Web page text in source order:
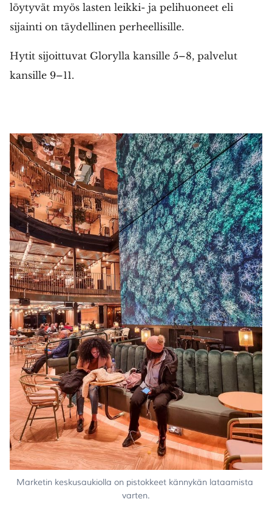
löytyvät myös lasten leikki- ja pelihuoneet eli
sijainti on täydellinen perheellisille.
Hytit sijoittuvat Glorylla kansille 5–8, palvelut
kansille 9–11.
Marketin keskusaukiolla on pistokkeet kännykän lataamista
varten.